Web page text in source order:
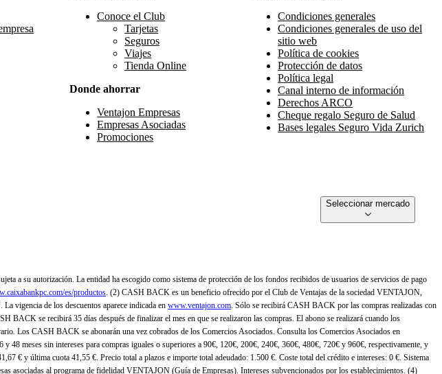
Conoce el Club
Tarjetas
Seguros
Viajes
Tienda Online
Donde ahorrar
Ventajon Empresas
Empresas Asociadas
Promociones
Condiciones generales
Condiciones generales de uso del
sitio web
Política de cookies
Protección de datos
Política legal
Canal interno de información
Derechos ARCO
Cheque regalo Seguro de Salud
Bases legales Seguro Vida Zurich
Seleccionar mercado
a su autorización. La entidad ha escogido como sistema de protección de los fondos recibidos de usuarios de servicios de pago
es/productos. (2) CASH BACK es un beneficio ofrecido por el Club de Ventajas de la sociedad VENTAJON,
vigencia de los descuentos aparece indicada en www.ventajon.com. Sólo se recibirá CASH BACK por las compras realizadas con
se recibirá 35 días después de finalizar el mes en que se realizaron las compras. El abono se realizará cuando los
Los CASH BACK se abonarán una vez cobrados de los Comercios Asociados. Consulta los Comercios Asociados en
48 meses sin intereses para compras iguales o superiores a 90€, 120€, 200€, 240€, 360€, 480€, 720€ y 960€, respectivamente, y
€ y última cuota 41,55 €. Precio total a plazos e importe total adeudado: 1.500 €. Coste total del crédito e intereses: 0 €. Sistema
asociadas al programa de fidelidad VENTAJON (Guía de Empresas). Intereses subvencionados por los establecimientos. (4)